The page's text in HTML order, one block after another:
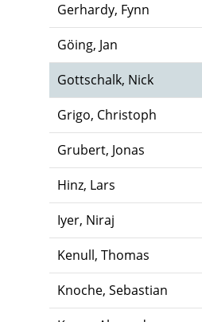
Gerhardy, Fynn
Göing, Jan
Gottschalk, Nick
Grigo, Christoph
Grubert, Jonas
Hinz, Lars
Iyer, Niraj
Kenull, Thomas
Knoche, Sebastian